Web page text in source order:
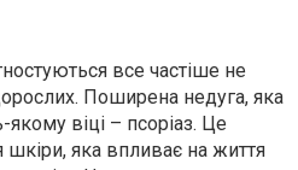
все частіше не
Поширена недуга, яка
віці – псоріаз. Це
шкіри, яка впливає на життя